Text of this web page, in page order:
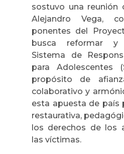
sostuvo una reunión
Alejandro Vega,
ponentes del
busca reformar y
Sistema de
para Adolescentes
propósito de
colaborativo y
esta apuesta de país
restaurativa,
los derechos de los
las víctimas.